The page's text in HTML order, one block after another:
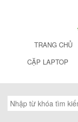
TRANG CHỦ
CẶP LAPTOP